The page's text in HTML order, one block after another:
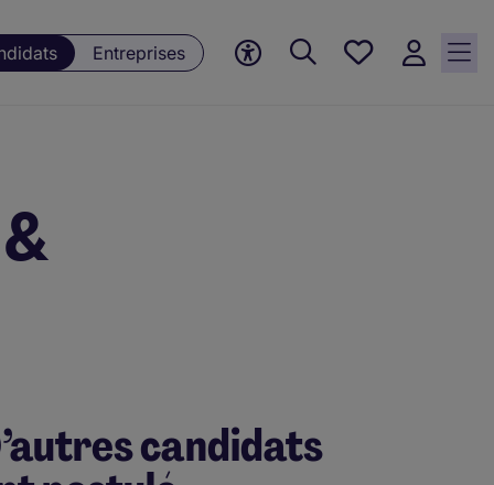
Entreprises
Mes offres, 0
candidats